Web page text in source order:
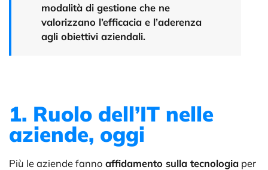
modalità di gestione che ne
valorizzano l’efficacia e l’aderenza
agli obiettivi aziendali.
1. Ruolo dell’IT nelle
aziende, oggi
Più le aziende fanno affidamento sulla tecnologia per